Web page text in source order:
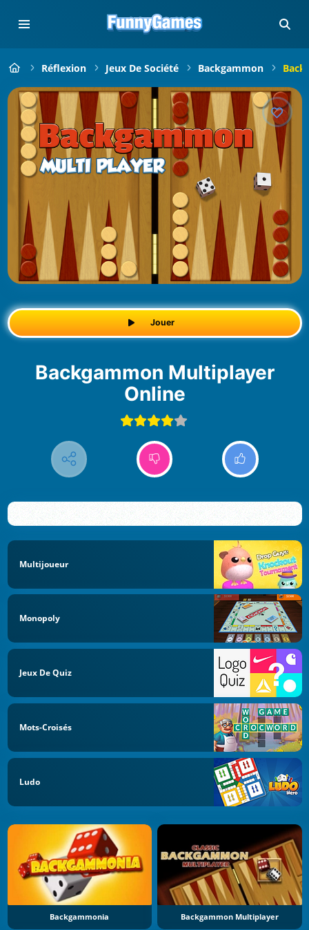
Réflexion Jeux De Société Backgammon
Jouer
Backgammon Multiplayer
Online
Multijoueur
Monopoly
Jeux De Quiz
Mots-Croisés
Ludo
Backgammonia Backgammon Multiplayer